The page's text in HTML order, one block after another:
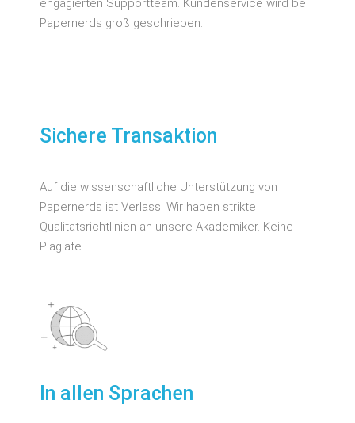
engagierten Supportteam. Kundenservice wird bei
Papernerds groß geschrieben.
Sichere Transaktion
Auf die wissenschaftliche Unterstützung von
Papernerds ist Verlass. Wir haben strikte
Qualitätsrichtlinien an unsere Akademiker. Keine
Plagiate.
In allen Sprachen